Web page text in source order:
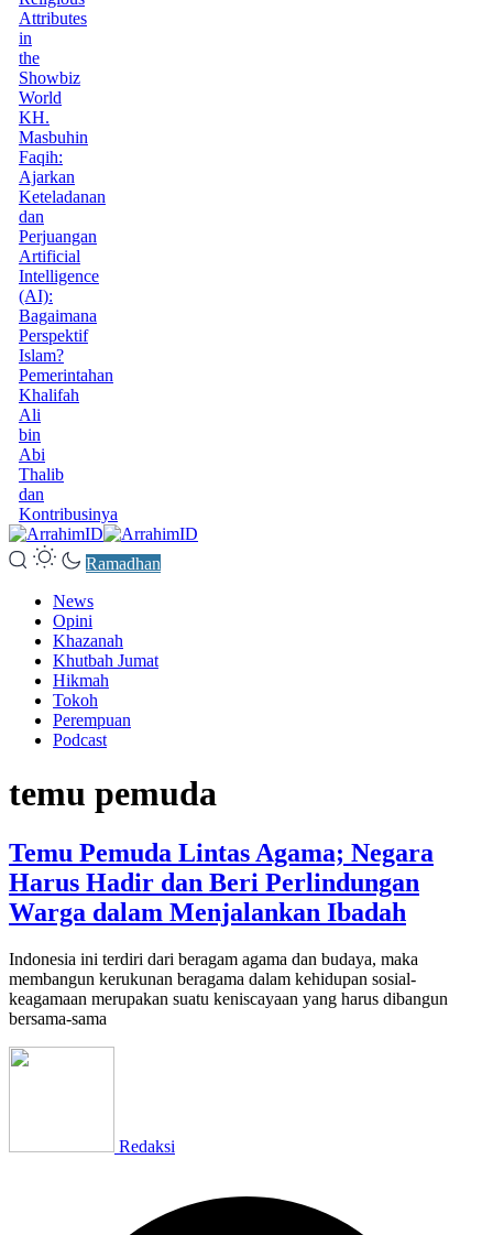
Attributes
in
the
Showbiz
World
KH.
Masbuhin
Faqih:
Ajarkan
Keteladanan
dan
Perjuangan
Artificial
Intelligence
(AI):
Bagaimana
Perspektif
Islam?
Pemerintahan
Khalifah
Ali
bin
Abi
Thalib
dan
Kontribusinya
Ramadhan
News
Opini
Khazanah
Khutbah Jumat
Hikmah
Tokoh
Perempuan
Podcast
temu pemuda
Temu Pemuda Lintas Agama; Negara
Harus Hadir dan Beri Perlindungan
Warga dalam Menjalankan Ibadah
Indonesia ini terdiri dari beragam agama dan budaya, maka
membangun kerukunan beragama dalam kehidupan sosial-
keagamaan merupakan suatu keniscayaan yang harus dibangun
bersama-sama
Redaksi